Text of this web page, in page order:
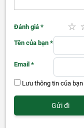
Đánh giá *
Tên của bạn *
Email *
Lưu thông tin của